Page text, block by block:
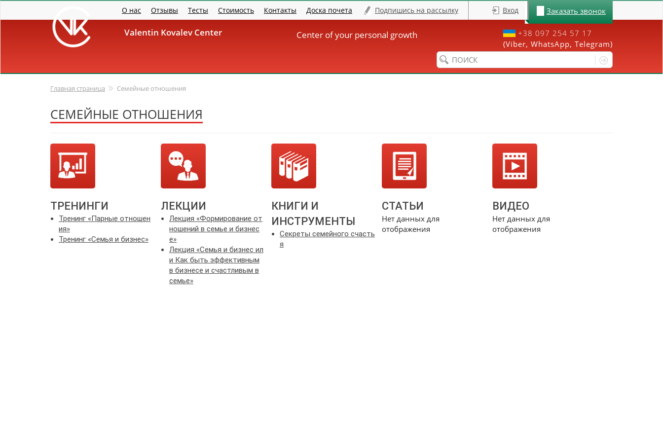
О нас Отзывы Тесты Стоимость Контакты Доска почета Подпишись на рассылку Вход Заказать звонок
Valentin Kovalev Center Center of your personal growth
+38 097 254 57 17
(Viber, WhatsApp, Telegram)
Форма поиска
Главная страница Семейные отношения
СЕМЕЙНЫЕ ОТНОШЕНИЯ
ТРЕНИНГИ
Тренинг «Парные отношен
ия»
Тренинг «Семья и бизнес»
ЛЕКЦИИ
Лекция «Формирование от
ношений в семье и бизнес
е»
Лекция «Семья и бизнес ил
и Как быть эффективным
в бизнесе и счастливым в
семье»
КНИГИ И
ИНСТРУМЕНТЫ
Секреты семейного счасть
я
СТАТЬИ
Нет данных для
отображения
ВИДЕО
Нет данных для
отображения